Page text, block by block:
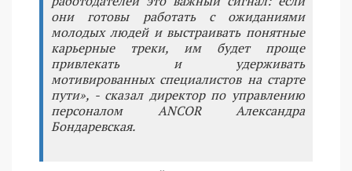
они готовы работать с ожиданиями
молодых людей и выстраивать понятные
карьерные треки, им будет проще
привлекать и удерживать
мотивированных специалистов на старте
пути», - сказал директор по управлению
персоналом ANCOR Александра
Бондаревская.